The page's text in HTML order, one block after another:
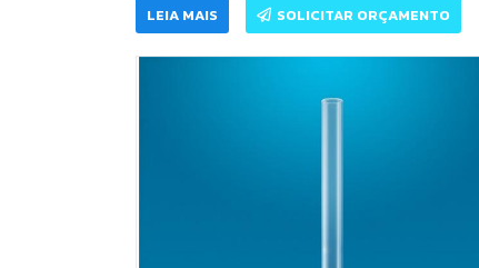
LEIA MAIS SOLICITAR ORÇAMENTO